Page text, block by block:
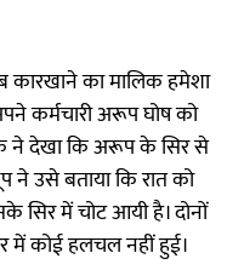
कारखाने का मालिक हमेशा
कर्मचारी अरूप घोष को
ने देखा कि अरूप के सिर से
ने उसे बताया कि रात को
सिर में चोट आयी है। दोनों
में कोई हलचल नहीं हुई।